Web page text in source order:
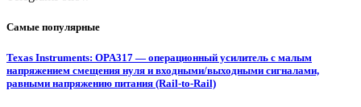
Самые популярные
Texas Instruments: OPA317 — операционный усилитель с малым
напряжением смещения нуля и входными/выходными сигналами,
равными напряжению питания (Rail-to-Rail)